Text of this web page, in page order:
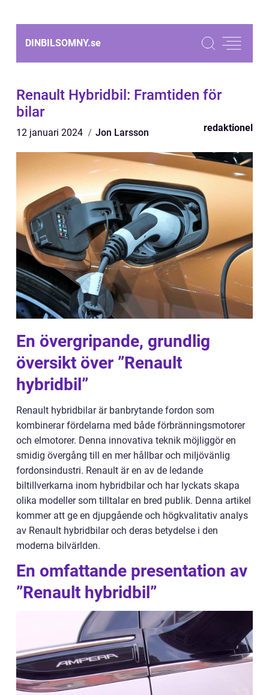
DINBILSOMNY.se
Renault Hybridbil: Framtiden för
bilar
12 januari 2024 Jon Larsson redaktionel
En övergripande, grundlig
översikt över ”Renault
hybridbil”
Renault hybridbilar är banbrytande fordon som
kombinerar fördelarna med både förbränningsmotorer
och elmotorer. Denna innovativa teknik möjliggör en
smidig övergång till en mer hållbar och miljövänlig
fordonsindustri. Renault är en av de ledande
biltillverkarna inom hybridbilar och har lyckats skapa
olika modeller som tilltalar en bred publik. Denna artikel
kommer att ge en djupgående och högkvalitativ analys
av Renault hybridbilar och deras betydelse i den
moderna bilvärlden.
En omfattande presentation av
”Renault hybridbil”